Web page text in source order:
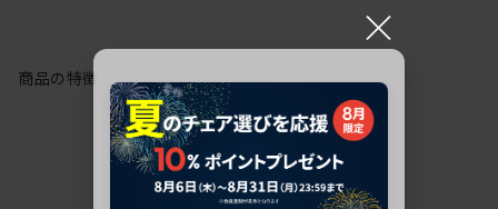
商品の特徴
×